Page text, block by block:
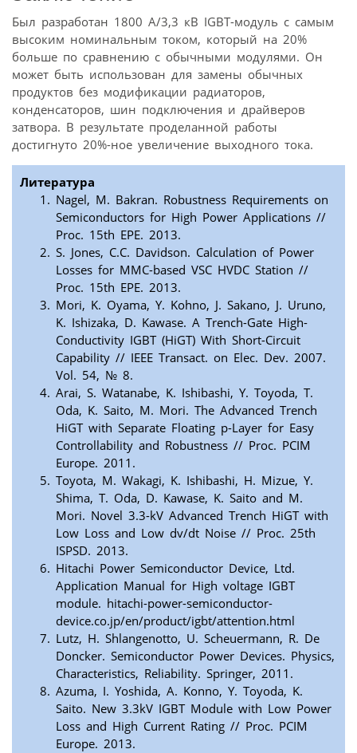
Был разработан 1800 A/3,3 кВ IGBT-модуль с самым
высоким номинальным током, который на 20%
больше по сравнению с обычными модулями. Он
может быть использован для замены обычных
продуктов без модификации радиаторов,
конденсаторов, шин подключения и драйверов
затвора. В результате проделанной работы
достигнуто 20%-ное увеличение выходного тока.
Литература
Nagel, M. Bakran. Robustness Requirements on
Semiconductors for High Power Applications //
Proc. 15th EPE. 2013.
S. Jones, C.C. Davidson. Calculation of Power
Losses for MMC-based VSC HVDC Station //
Proc. 15th EPE. 2013.
Mori, K. Oyama, Y. Kohno, J. Sakano, J. Uruno,
K. Ishizaka, D. Kawase. A Trench-Gate High-
Conductivity IGBT (HiGT) With Short-Circuit
Capability // IEEE Transact. on Elec. Dev. 2007.
Vol. 54, № 8.
Arai, S. Watanabe, K. Ishibashi, Y. Toyoda, T.
Oda, K. Saito, M. Mori. The Advanced Trench
HiGT with Separate Floating p-Layer for Easy
Controllability and Robustness // Proc. PCIM
Europe. 2011.
Toyota, M. Wakagi, K. Ishibashi, H. Mizue, Y.
Shima, T. Oda, D. Kawase, K. Saito and M.
Mori. Novel 3.3-kV Advanced Trench HiGT with
Low Loss and Low dv/dt Noise // Proc. 25th
ISPSD. 2013.
Hitachi Power Semiconductor Device, Ltd.
Application Manual for High voltage IGBT
module. hitachi-power-semiconductor-
device.co.jp/en/product/igbt/attention.html
Lutz, H. Shlangenotto, U. Scheuermann, R. De
Doncker. Semiconductor Power Devices. Physics,
Characteristics, Reliability. Springer, 2011.
Azuma, I. Yoshida, A. Konno, Y. Toyoda, K.
Saito. New 3.3kV IGBT Module with Low Power
Loss and High Current Rating // Proc. PCIM
Europe. 2013.